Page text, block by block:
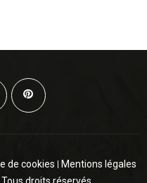
de cookies
Mentions légales